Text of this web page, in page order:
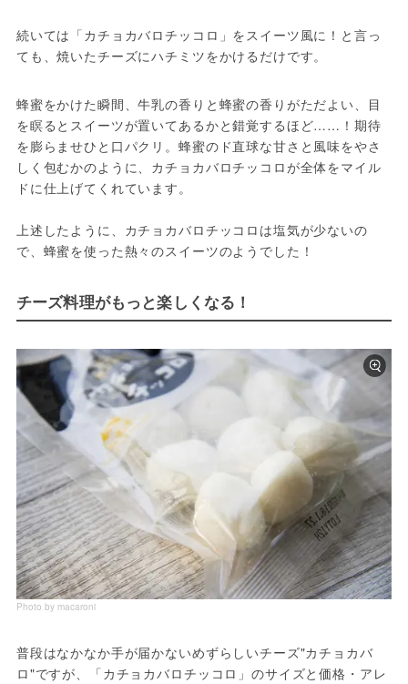
続いては「カチョカバロチッコロ」をスイーツ風に！と言っ
ても、焼いたチーズにハチミツをかけるだけです。
蜂蜜をかけた瞬間、牛乳の香りと蜂蜜の香りがただよい、目
を瞑るとスイーツが置いてあるかと錯覚するほど……！期待
を膨らませひと口パクリ。蜂蜜のド直球な甘さと風味をやさ
しく包むかのように、カチョカバロチッコロが全体をマイル
ドに仕上げてくれています。
上述したように、カチョカバロチッコロは塩気が少ないの
で、蜂蜜を使った熱々のスイーツのようでした！
チーズ料理がもっと楽しくなる！
Photo by macaroni
普段はなかなか手が届かないめずらしいチーズ"カチョカバ
ロ"ですが、「カチョカバロチッコロ」のサイズと価格・アレ